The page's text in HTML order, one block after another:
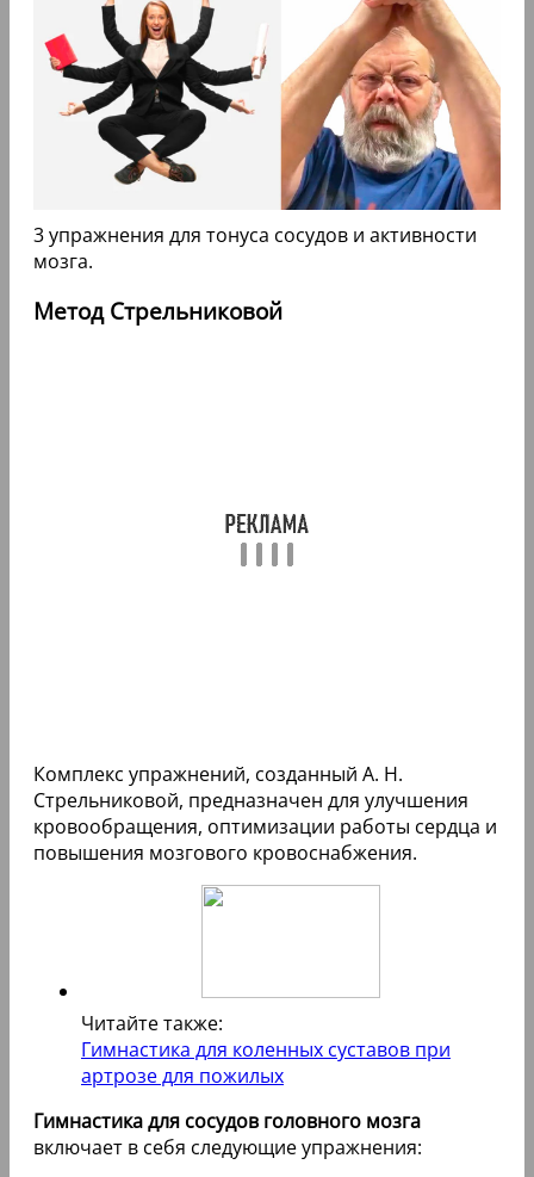
3 упражнения для тонуса сосудов и активности
мозга.
Метод Стрельниковой
Комплекс упражнений, созданный А. Н.
Стрельниковой, предназначен для улучшения
кровообращения, оптимизации работы сердца и
повышения мозгового кровоснабжения.
Читайте также:
Гимнастика для коленных суставов при
артрозе для пожилых
Гимнастика для сосудов головного мозга
включает в себя следующие упражнения: